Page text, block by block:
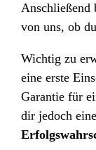
Anschließend
von uns, ob
Wichtig zu
eine erste
Garantie für
dir jedoch